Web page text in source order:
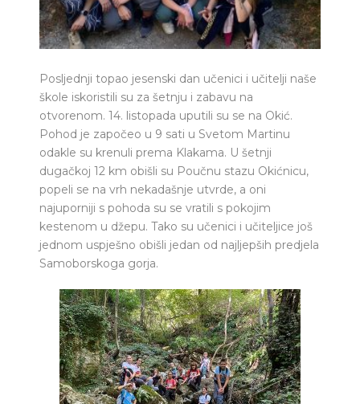
Posljednji topao jesenski dan učenici i učitelji naše
škole iskoristili su za šetnju i zabavu na
otvorenom. 14. listopada uputili su se na Okić.
Pohod je započeo u 9 sati u Svetom Martinu
odakle su krenuli prema Klakama. U šetnji
dugačkoj 12 km obišli su Poučnu stazu Okićnicu,
popeli se na vrh nekadašnje utvrde, a oni
najuporniji s pohoda su se vratili s pokojim
kestenom u džepu. Tako su učenici i učiteljice još
jednom uspješno obišli jedan od najljepših predjela
Samoborskoga gorja.